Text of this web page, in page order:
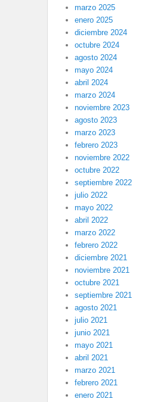
marzo 2025
enero 2025
diciembre 2024
octubre 2024
agosto 2024
mayo 2024
abril 2024
marzo 2024
noviembre 2023
agosto 2023
marzo 2023
febrero 2023
noviembre 2022
octubre 2022
septiembre 2022
julio 2022
mayo 2022
abril 2022
marzo 2022
febrero 2022
diciembre 2021
noviembre 2021
octubre 2021
septiembre 2021
agosto 2021
julio 2021
junio 2021
mayo 2021
abril 2021
marzo 2021
febrero 2021
enero 2021